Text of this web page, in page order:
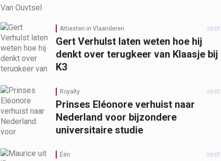
Artiesten in Vlaanderen 23/07
Gert Verhulst laten weten hoe hij
denkt over terugkeer van Klaasje bij
K3
Royalty 23/07
Prinses Eléonore verhuist naar
Nederland voor bijzondere
universitaire studie
Één 23/07